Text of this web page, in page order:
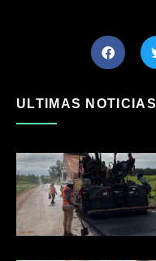
ULTIMAS NOTICIAS